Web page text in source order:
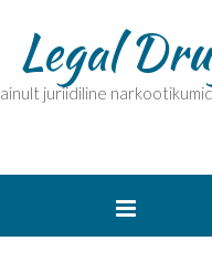
Legal
juriidiline